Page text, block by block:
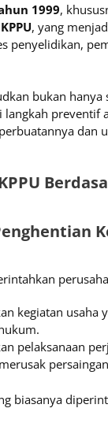
1999,
, yang
penyelidikan,
bukan hanya
langkah preventif
dan
kegiatan usaha
pelaksanaan
biasanya